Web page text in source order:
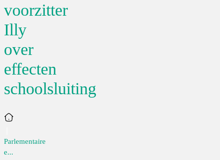
voorzitter
Illy
over
effecten
schoolsluiting
Home
Parlementaire
e...